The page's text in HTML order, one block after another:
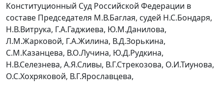
Конституционный Суд Российской Федерации в
составе Председателя М.В.Баглая, судей Н.С.Бондаря,
Н.В.Витрука, Г.А.Гаджиева, Ю.М.Данилова,
Л.М.Жарковой, Г.А.Жилина, В.Д.Зорькина,
С.М.Казанцева, В.О.Лучина, Ю.Д.Рудкина,
Н.В.Селезнева, А.Я.Сливы, В.Г.Стрекозова, О.И.Тиунова,
О.С.Хохряковой, В.Г.Ярославцева,